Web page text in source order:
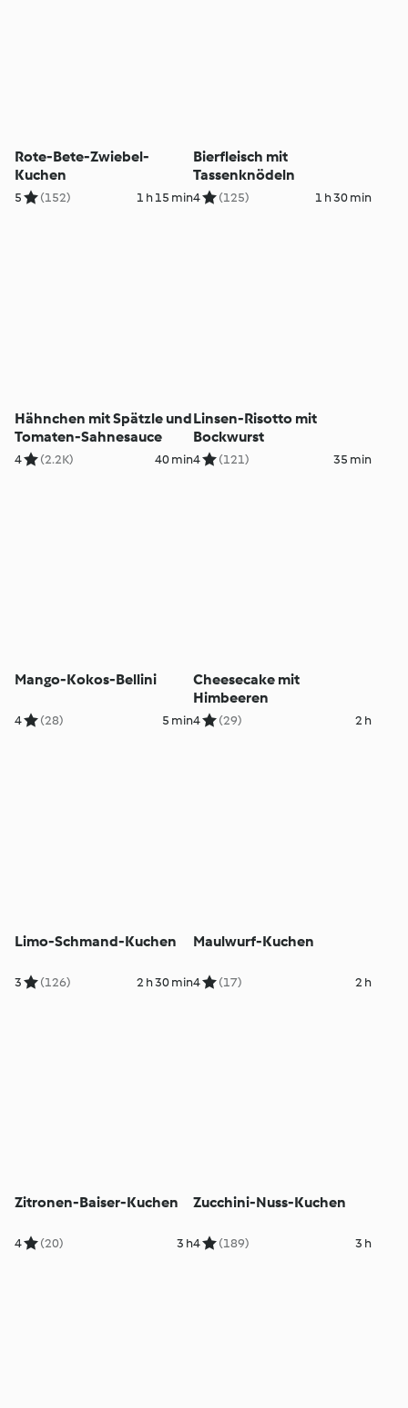
Rote-Bete-Zwiebel-
Kuchen
5 (152) 1 h 15 min
Bierfleisch mit
Tassenknödeln
4 (125) 1 h 30 min
Hähnchen mit Spätzle und
Tomaten-Sahnesauce
4 (2.2K) 40 min
Linsen-Risotto mit
Bockwurst
4 (121) 35 min
Mango-Kokos-Bellini
4 (28) 5 min
Cheesecake mit
Himbeeren
4 (29) 2 h
Limo-Schmand-Kuchen
3 (126) 2 h 30 min
Maulwurf-Kuchen
4 (17) 2 h
Zitronen-Baiser-Kuchen
4 (20) 3 h
Zucchini-Nuss-Kuchen
4 (189) 3 h